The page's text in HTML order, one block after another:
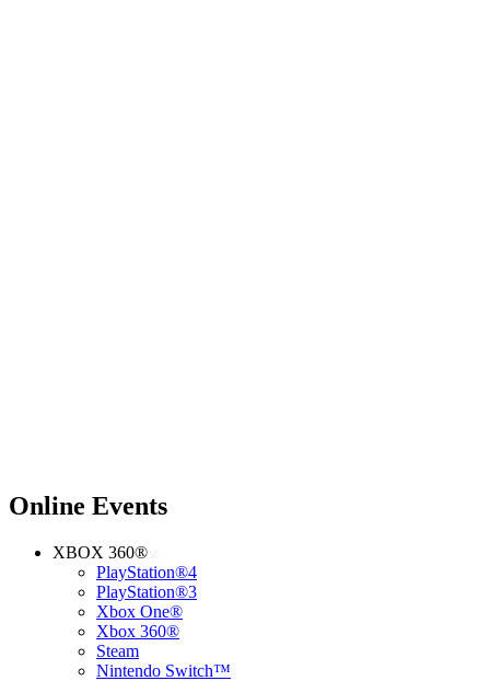
Online Events
XBOX 360®
PlayStation®4
PlayStation®3
Xbox One®
Xbox 360®
Steam
Nintendo Switch™